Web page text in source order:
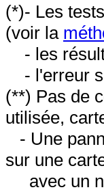
(*)- Les
(voir la
- les
- l'erreur
(**) Pas de
utilisée,
- Une
sur une
avec un